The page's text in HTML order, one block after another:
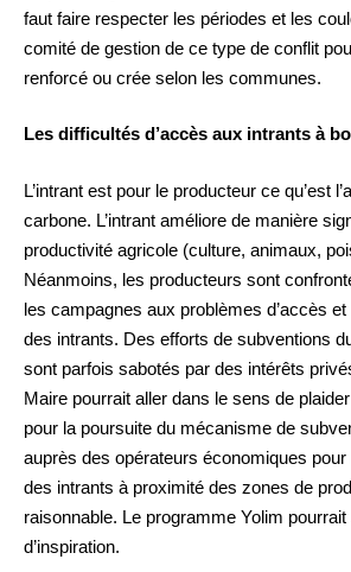
faut faire respecter les périodes et les
comité de gestion de ce type de conflit
renforcé ou crée selon les communes.
Les difficultés d’accès aux intrants à
L’intrant est pour le producteur ce qu’est
carbone. L’intrant améliore de manière
productivité agricole (culture, animaux,
Néanmoins, les producteurs sont
les campagnes aux problèmes d’accès
des intrants. Des efforts de subventions
sont parfois sabotés par des intérêts
Maire pourrait aller dans le sens de
pour la poursuite du mécanisme de
auprès des opérateurs économiques
des intrants à proximité des zones de
raisonnable. Le programme Yolim
d’inspiration.